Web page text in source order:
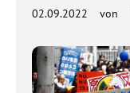
02.09.2022 von